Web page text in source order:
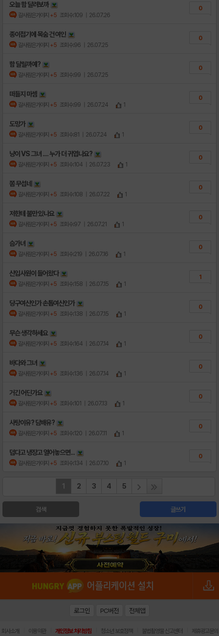
오늘 함 달려보까
갈사람은가야지 +5 조회수:109 | 26.07.26
0
종이접기에 목숨 건 여인
갈사람은가야지 +5 조회수:96 | 26.07.25
0
함 달릴까예?
갈사람은가야지 +5 조회수:99 | 26.07.25
0
떠들지 마셈
갈사람은가야지 +5 조회수:99 | 26.07.24 1
0
도망가
갈사람은가야지 +5 조회수:81 | 26.07.24 1
0
냥이 VS 그녀 .... 누가 더 귀엽나요?
갈사람은가야지 +5 조회수:104 | 26.07.23 1
0
쫌 무섭네
갈사람은가야지 +5 조회수:108 | 26.07.22 1
0
저한테 불만 있나요
갈사람은가야지 +5 조회수:97 | 26.07.21 1
0
슴가녀
갈사람은가야지 +5 조회수:219 | 26.07.16 1
0
신입사원이 들어왔다
갈사람은가야지 +5 조회수:158 | 26.07.15 1
1
당구여신인가 손톱여신인가
갈사람은가야지 +5 조회수:138 | 26.07.15 1
0
무슨 생각하세요
갈사람은가야지 +5 조회수:164 | 26.07.14 1
0
바다와 그녀
갈사람은가야지 +5 조회수:136 | 26.07.14 1
0
거긴 어딘가요
갈사람은가야지 +5 조회수:101 | 26.07.13 1
0
사탕이유? 담배유?
갈사람은가야지 +5 조회수:120 | 26.07.11 1
0
덥다고 냉장고 열어놓으면...
갈사람은가야지 +5 조회수:134 | 26.07.10 1
0
1 2 3 4 5
검색 글쓰기
로그인 PC버전 전체앱
회사소개 이용약관 개인정보 처리방침 청소년 보호정책 불법촬영물 신고센터 제휴광고문의